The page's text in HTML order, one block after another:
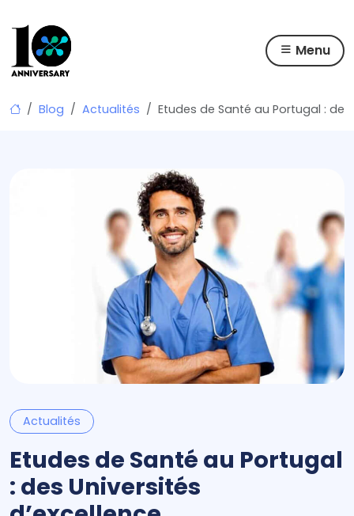
Skip
Menu
Blog Actualités Etudes de Santé au Portugal : des
Actualités
Etudes de Santé au Portugal
: des Universités